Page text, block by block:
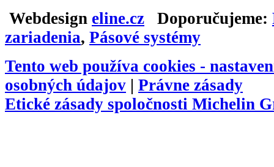
Webdesign eline.cz Doporučujeme:
zariadenia, Pásové systémy
Tento web používa cookies -
osobných údajov | Právne zásady
Etické zásady spoločnosti Michelin